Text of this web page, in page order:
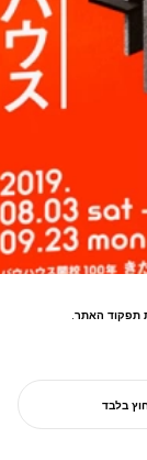
תהליך החשיבה
תפקוד האתר.
בלבד